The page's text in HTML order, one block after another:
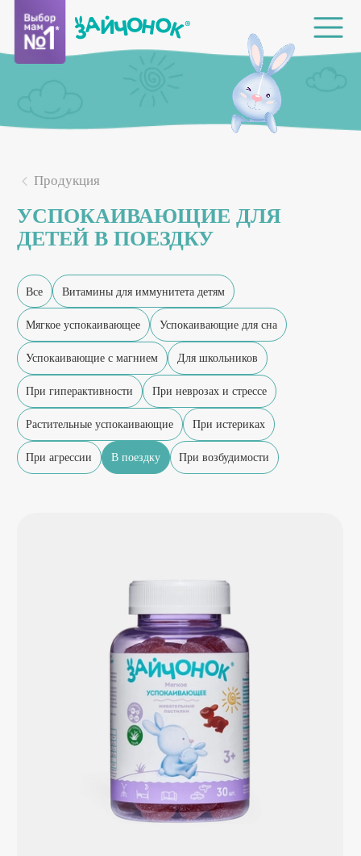
Продукция
УСПОКАИВАЮЩИЕ ДЛЯ
ДЕТЕЙ В ПОЕЗДКУ
Все Витамины для иммунитета детям
Мягкое успокаивающее Успокаивающие для сна
Успокаивающие с магнием Для школьников
При гиперактивности При неврозах и стрессе
Растительные успокаивающие При истериках
При агрессии В поездку При возбудимости